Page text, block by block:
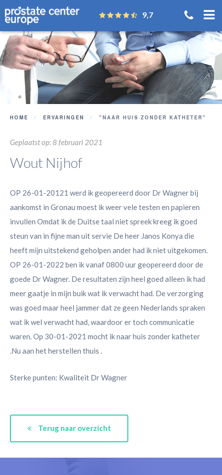
9,7
HOME ERVARINGEN "NAAR HUIS ZONDER KATHETER"
Geplaatst op: 8 februari 2021
Wout Nijhof
OP 26-01-20121 werd ik geopereerd door Dr Wagner bij
aankomst in Gronau moest ik weer vele testen en papieren
invullen Omdat ik de Duitse taal niet spreek kreeg ik goed
steun van in fijne man uit servie De heer Janos Konya die
heeft mijn uitstekend geholpen ander had ik niet uitgekomen.
OP 26-01-2022 ben ik vanaf 0800 uur geopereerd door de
goede Dr Wagner. De resultaten zijn heel goed alleen ik had
meer gaatje in mijn buik wat ik verwacht had. De verzorging
was goed maar heel jammer dat ze geen Nederlands spraken
wat ik wel verwacht had, waardoor er toch communicatie
waren. Op 30-01-2021 mocht ik naar huis zonder katheter
.Nu aan het herstellen thuis .
Sterke punten: Kwaliteit Dr Wagner
Terug naar overzicht